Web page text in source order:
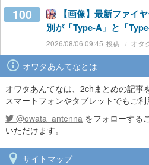
100
【画像】最新ファイ
別が「Type-A」と「
2026/08/06 09:45 オタ
オワタあんてなとは
オワタあんてなは、2chまとめの記事
スマートフォンやタブレットでもご利
@owata_antenna をフォローする
いただけます。
サイトマップ